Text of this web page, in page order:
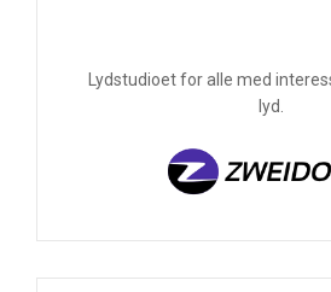
Lydstudioet for alle med
lyd.